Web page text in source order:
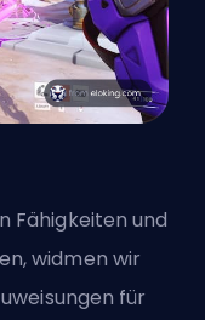
Fähigkeiten und
widmen wir
für